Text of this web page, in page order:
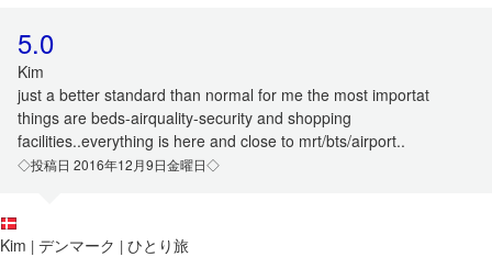
5.0
Kim
just a better standard than normal for me the most importat
things are beds-airquality-security and shopping
facilities..everything is here and close to mrt/bts/airport..
◇投稿日 2016年12月9日金曜日◇
Kim | デンマーク | ひとり旅